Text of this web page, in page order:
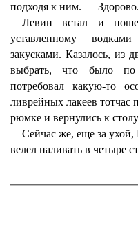
подходя к ним. —
Левин встал и
уставленному
закусками. Казалось, из
выбрать, что было
потребовал какую-то
ливрейных лакеев
рюмке и вернулись к
Сейчас же, еще за
велел наливать в четыре